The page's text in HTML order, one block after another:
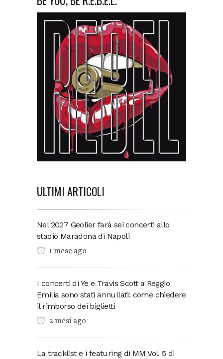
ULTIMI ARTICOLI
Nel 2027 Geolier farà sei concerti allo
stadio Maradona di Napoli
1 mese ago
I concerti di Ye e Travis Scott a Reggio
Emilia sono stati annullati: come chiedere
il rimborso dei biglietti
2 mesi ago
La tracklist e i featuring di MM Vol. 5 di